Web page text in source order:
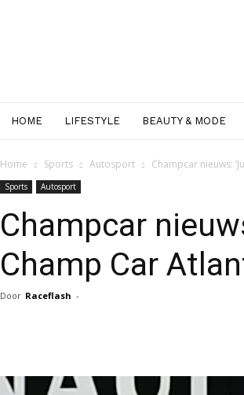
HOME LIFESTYLE BEAUTY & MODE
Home Sports Autosport Champcar nieuws:
Sports Autosport
Champcar
Champ Car
Door Raceflash -